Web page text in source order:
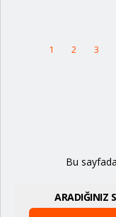
1 2 3
Bu
ARADIĞINIZ